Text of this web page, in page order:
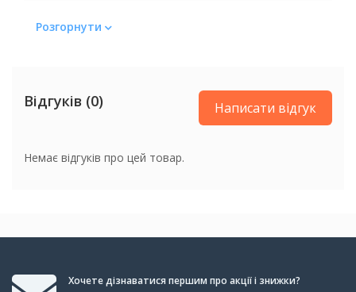
Розгорнути
Відгуків (0) Написати відгук
Немає відгуків про цей товар.
Хочете дізнаватися першим про акції і знижки?